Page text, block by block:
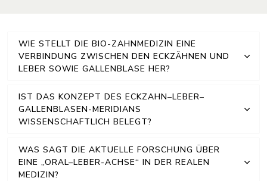
WIE STELLT DIE BIO-ZAHNMEDIZIN EINE
VERBINDUNG ZWISCHEN DEN ECKZÄHNEN UND
LEBER SOWIE GALLENBLASE HER?
IST DAS KONZEPT DES ECKZAHN–LEBER–
GALLENBLASEN-MERIDIANS
WISSENSCHAFTLICH BELEGT?
WAS SAGT DIE AKTUELLE FORSCHUNG ÜBER
EINE „ORAL–LEBER-ACHSE“ IN DER REALEN
MEDIZIN?